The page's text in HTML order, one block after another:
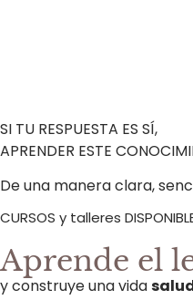
SI TU RESPUESTA ES SÍ,
APRENDER ESTE
De una manera clara,
CURSOS y talleres
Aprende el
y construye una vida